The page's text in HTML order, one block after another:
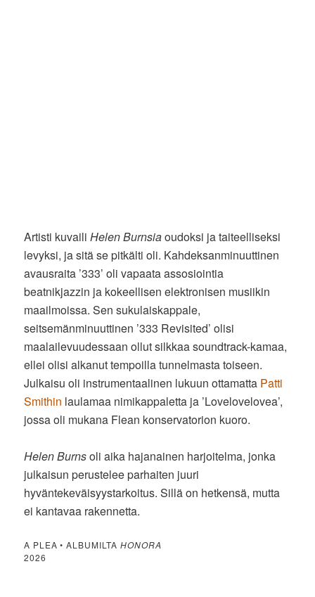
Artisti kuvailiHelen Burnsiaoudoksi ja taiteelliseksi
levyksi, ja sitä se pitkälti oli. Kahdeksanminuuttinen
avausraita ’333’ oli vapaata assosiointia
beatnikjazzin ja kokeellisen elektronisen musiikin
maailmoissa. Sen sukulaiskappale,
seitsemänminuuttinen ’333 Revisited’ olisi
maalailevuudessaan ollut silkkaa soundtrack-kamaa,
ellei olisi alkanut tempoilla tunnelmasta toiseen.
Julkaisu oli instrumentaalinen lukuun ottamatta Patti
Smithin laulamaa nimikappaletta ja ’Lovelovelovea’,
jossa oli mukana Flean konservatorion kuoro.
Helen Burnsoli aika hajanainen harjoitelma, jonka
julkaisun perustelee parhaiten juuri
hyväntekeväisyystarkoitus. Sillä on hetkensä, mutta
ei kantavaa rakennetta.
A PLEA • ALBUMILTAHONORA
2026